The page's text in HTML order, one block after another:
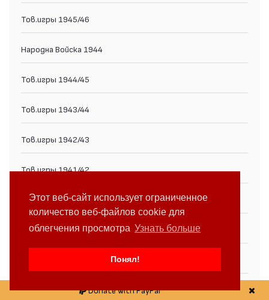
Этот веб-сайт использует ограниченное
количество веб-файлов cookie для
облегчения просмотра Узнать больше
Понял!
Тов.игры 1945/46
Народна Войска 1944
Тов.игры 1944/45
Тов.игры 1943/44
Тов.игры 1942/43
Тов.игры 1941/42
Тов.игры 1940/41
Тов.игры 1939/40
Тов.игры 1937/38Donate with PayPal